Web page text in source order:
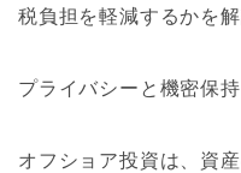
税負担を軽減するかを解
プライバシーと機密保持
オフショア投資は、資